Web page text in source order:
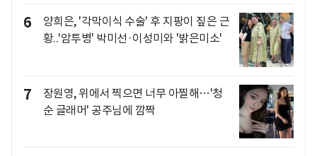
6
양희은, '각막이식 수술' 후 지팡이 짚은 근
황..'암투병' 박미선·이성미와 '밝은미소'
7
장원영, 위에서 찍으면 너무 아찔해…'청
순 글래머' 공주님에 깜짝